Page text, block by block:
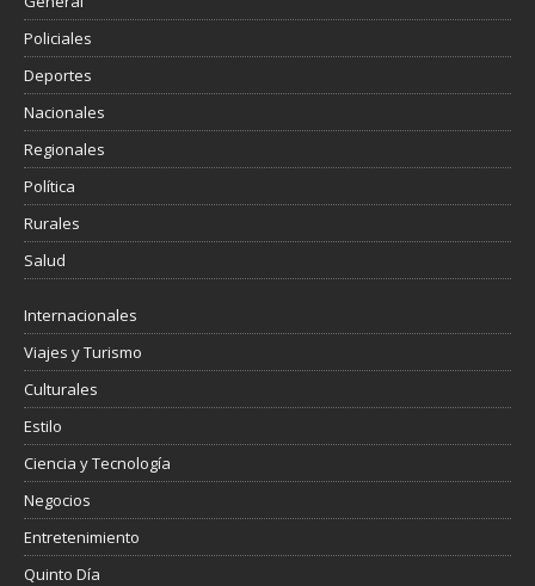
Policiales
Deportes
Nacionales
Regionales
Política
Rurales
Salud
Internacionales
Viajes y Turismo
Culturales
Estilo
Ciencia y Tecnología
Negocios
Entretenimiento
Quinto Día